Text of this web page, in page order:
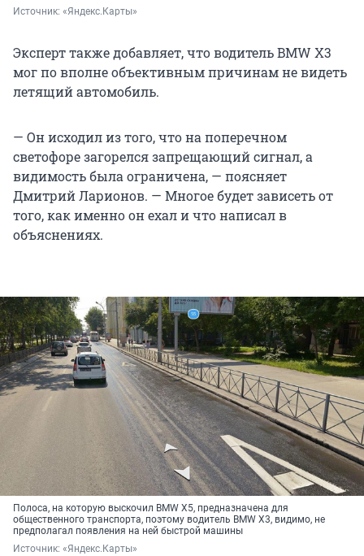
Источник: «Яндекс.Карты»
Эксперт также добавляет, что водитель BMW X3
мог по вполне объективным причинам не видеть
летящий автомобиль.
— Он исходил из того, что на поперечном
светофоре загорелся запрещающий сигнал, а
видимость была ограничена, — поясняет
Дмитрий Ларионов. — Многое будет зависеть от
того, как именно он ехал и что написал в
объяснениях.
Полоса, на которую выскочил BMW X5, предназначена для
общественного транспорта, поэтому водитель BMW X3, видимо, не
предполагал появления на ней быстрой машины
Источник: «Яндекс.Карты»